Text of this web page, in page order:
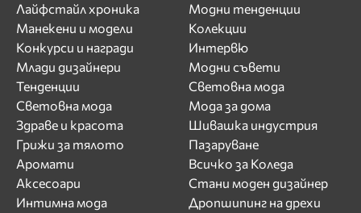
Лайфстайл хроника
Манекени и модели
Конкурси и награди
Млади дизайнери
Тенденции
Световна мода
Здраве и красота
Грижи за тялото
Аромати
Аксесоари
Интимна мода
Модни тенденции
Колекции
Интервю
Модни съвети
Световна мода
Мода за дома
Шивашка индустрия
Пазаруване
Всичко за Коледа
Стани моден дизайнер
Дропшипинг на дрехи